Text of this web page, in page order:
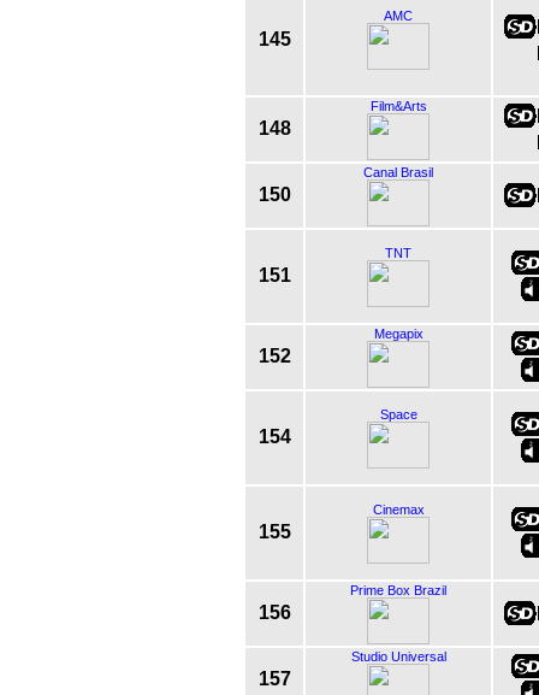
145
AMC
148
Film&Arts
150
Canal Brasil
151
TNT
152
Megapix
154
Space
155
Cinemax
156
Prime Box Brazil
157
Studio Universal